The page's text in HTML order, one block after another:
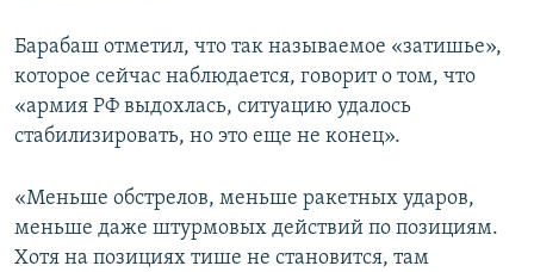
Барабаш отметил, что так называемое «затишье»,
которое сейчас наблюдается, говорит о том, что
«армия РФ выдохлась, ситуацию удалось
стабилизировать, но это еще не конец».
«Меньше обстрелов, меньше ракетных ударов,
меньше даже штурмовых действий по позициям.
Хотя на позициях тише не становится, там